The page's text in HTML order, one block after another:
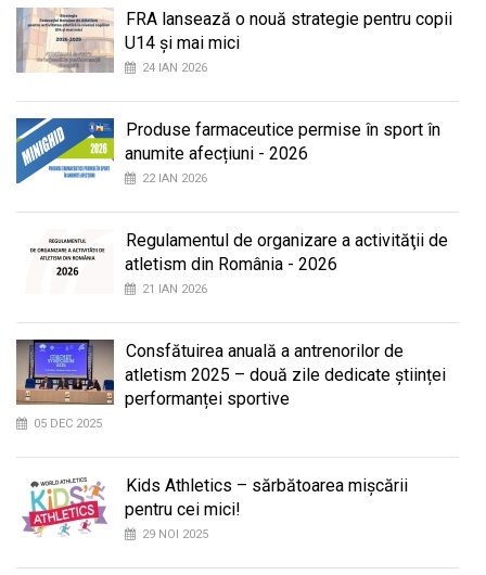
FRA lansează o nouă strategie pentru copii
U14 și mai mici
24 IAN 2026
Produse farmaceutice permise în sport în
anumite afecțiuni - 2026
22 IAN 2026
Regulamentul de organizare a activităţii de
atletism din România - 2026
21 IAN 2026
Consfătuirea anuală a antrenorilor de
atletism 2025 – două zile dedicate științei
performanței sportive
05 DEC 2025
Kids Athletics – sărbătoarea mișcării
pentru cei mici!
29 NOI 2025